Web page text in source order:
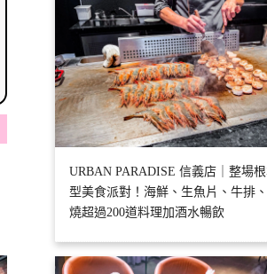
URBAN PARADISE 信義店｜整場
型美食派對！海鮮、生魚片、牛排
燒超過200道料理加酒水暢飲